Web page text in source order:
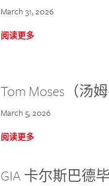
March 31, 2026
阅读更多
Tom Moses（汤
March 5, 2026
阅读更多
GIA 卡尔斯巴德